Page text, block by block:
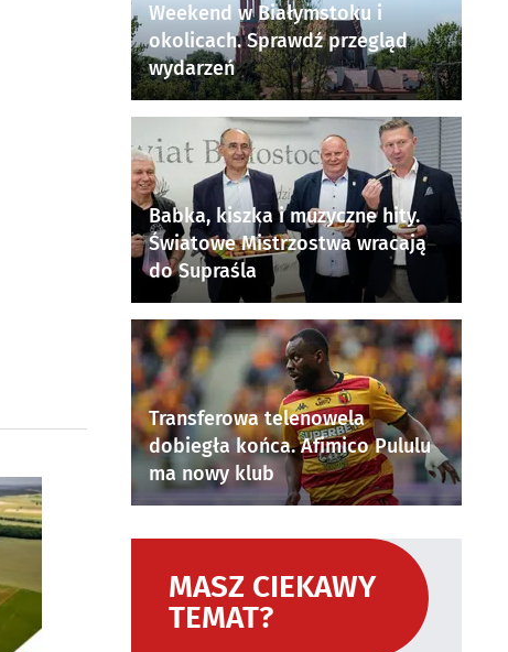
Weekend w Białymstoku i
okolicach. Sprawdź przegląd
wydarzeń
Babka, kiszka i muzyczne hity.
Światowe Mistrzostwa wracają
do Supraśla
Transferowa telenowela
dobiegła końca. Afimico Pululu
ma nowy klub
MASZ CIEKAWY
TEMAT?